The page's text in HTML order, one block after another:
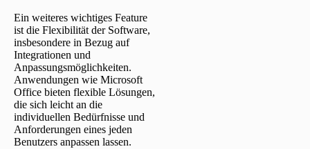
Ein weiteres wichtiges Feature
ist die Flexibilität der Software,
insbesondere in Bezug auf
Integrationen und
Anpassungsmöglichkeiten.
Anwendungen wie Microsoft
Office bieten flexible Lösungen,
die sich leicht an die
individuellen Bedürfnisse und
Anforderungen eines jeden
Benutzers anpassen lassen.